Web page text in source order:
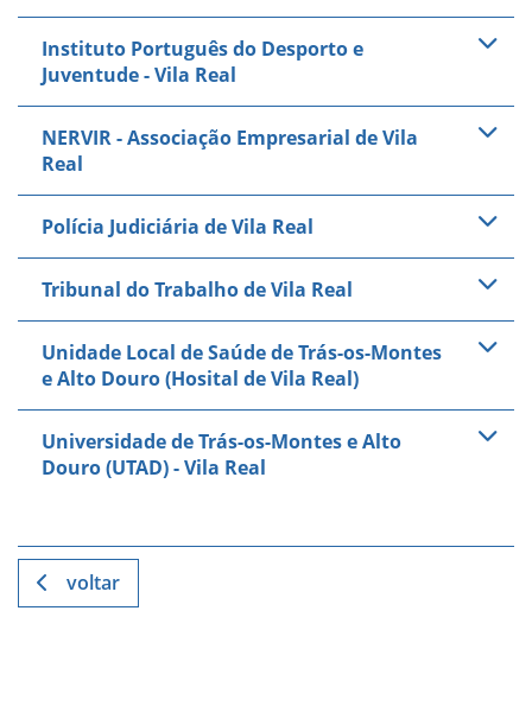
Instituto Português do Desporto e
Juventude - Vila Real
NERVIR - Associação Empresarial de Vila
Real
Polícia Judiciária de Vila Real
Tribunal do Trabalho de Vila Real
Unidade Local de Saúde de Trás-os-Montes
e Alto Douro (Hosital de Vila Real)
Universidade de Trás-os-Montes e Alto
Douro (UTAD) - Vila Real
voltar